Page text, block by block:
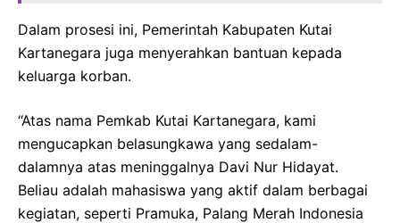
Dalam prosesi ini, Pemerintah Kabupaten Kutai
Kartanegara juga menyerahkan bantuan kepada
keluarga korban.
“Atas nama Pemkab Kutai Kartanegara, kami
mengucapkan belasungkawa yang sedalam-
dalamnya atas meninggalnya Davi Nur Hidayat.
Beliau adalah mahasiswa yang aktif dalam berbagai
kegiatan, seperti Pramuka, Palang Merah Indonesia